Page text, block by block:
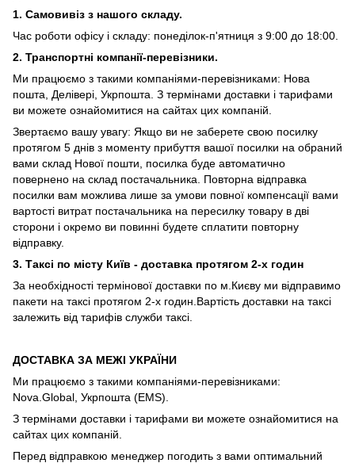
1. Самовивіз з нашого складу.
Час роботи офісу і складу: понеділок-п'ятниця з 9:00 до 18:00.
2. Транспортні компанії-перевізники.
Ми працюємо з такими компаніями-перевізниками: Нова
пошта, Делівері, Укрпошта. З термінами доставки і тарифами
ви можете ознайомитися на сайтах цих компаній.
Звертаємо вашу увагу: Якщо ви не заберете свою посилку
протягом 5 днів з моменту прибуття вашої посилки на обраний
вами склад Нової пошти, посилка буде автоматично
повернено на склад постачальника. Повторна відправка
посилки вам можлива лише за умови повної компенсації вами
вартості витрат постачальника на пересилку товару в дві
сторони і окремо ви повинні будете сплатити повторну
відправку.
3. Таксі по місту Київ - доставка протягом 2-х годин
За необхідності термінової доставки по м.Києву ми відправимо
пакети на таксі протягом 2-х годин.Вартість доставки на таксі
залежить від тарифів служби таксі.
ДОСТАВКА ЗА МЕЖІ УКРАЇНИ
Ми працюємо з такими компаніями-перевізниками:
Nova.Global, Укрпошта (EMS).
З термінами доставки і тарифами ви можете ознайомитися на
сайтах цих компаній.
Перед відправкою менеджер погодить з вами оптимальний